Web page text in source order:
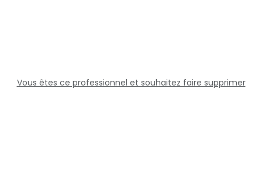
Vous êtes ce professionnel et souhaitez faire supprimer